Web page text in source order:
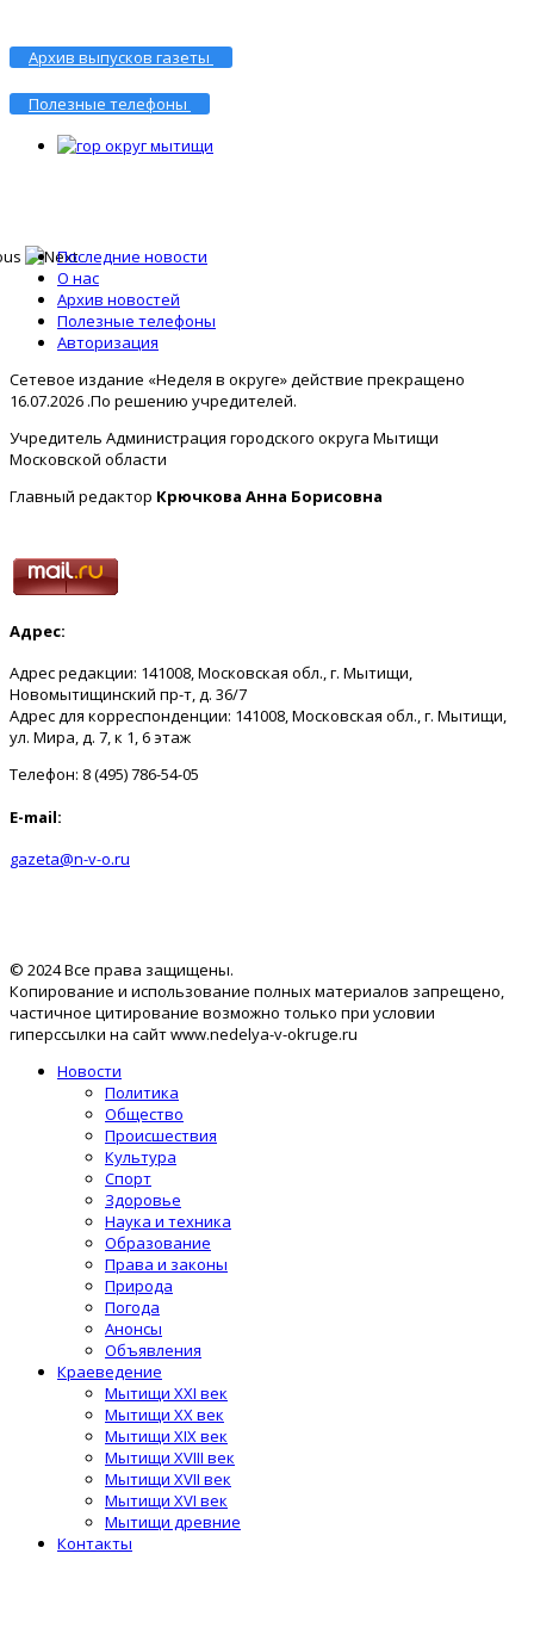
Архив выпусков газеты
Полезные телефоны
Последние новости
О нас
Архив новостей
Полезные телефоны
Авторизация
Сетевое издание «Неделя в округе» действие прекращено
16.07.2026 .По решению учредителей.
Учредитель Администрация городского округа Мытищи
Московской области
Главный редактор Крючкова Анна Борисовна
Адрес:
Адрес редакции: 141008, Московская обл., г. Мытищи,
Новомытищинский пр-т, д. 36/7
Адрес для корреспонденции: 141008, Московская обл., г. Мытищи,
ул. Мира, д. 7, к 1, 6 этаж
Телефон: 8 (495) 786-54-05
E-mail:
gazeta@n-v-o.ru
© 2024 Все права защищены.
Копирование и использование полных материалов запрещено,
частичное цитирование возможно только при условии
гиперссылки на сайт www.nedelya-v-okruge.ru
Новости
Политика
Общество
Происшествия
Культура
Спорт
Здоровье
Наука и техника
Образование
Права и законы
Природа
Погода
Анонсы
Объявления
Краеведение
Мытищи XXI век
Мытищи XX век
Мытищи XIX век
Мытищи XVIII век
Мытищи XVII век
Мытищи XVI век
Мытищи древние
Контакты